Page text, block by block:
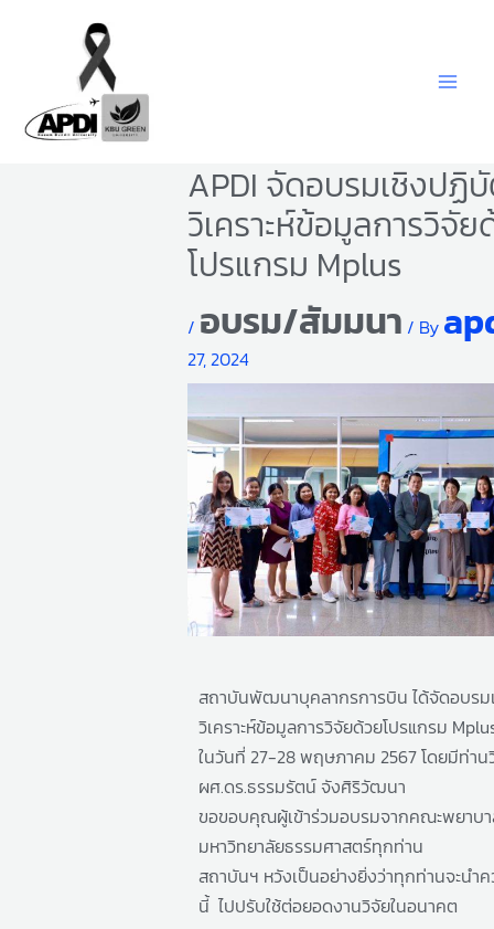
content
APDI จัดอบรมเชิงปฏิ
วิเคราะห์ข้อมูลการวิจัย
โปรแกรม Mplus
/ อบรม/สัมมนา / By
27, 2024
สถาบันพัฒนาบุคลากรการบิน ได้จัดอบรม
วิเคราะห์ข้อมูลการวิจัยด้วยโปรแกรม
ในวันที่ 27-28 พฤษภาคม 2567 โดยมีท่าน
ผศ.ดร.ธรรมรัตน์ จังศิริวัฒนา
ขอขอบคุณผู้เข้าร่วมอบรมจากคณะพยาบ
มหาวิทยาลัยธรรมศาสตร์ทุกท่าน
สถาบันฯ หวังเป็นอย่างยิ่งว่าทุกท่านจะนำ
นี้ ไปปรับใช้ต่อยอดงานวิจัยในอนาคต